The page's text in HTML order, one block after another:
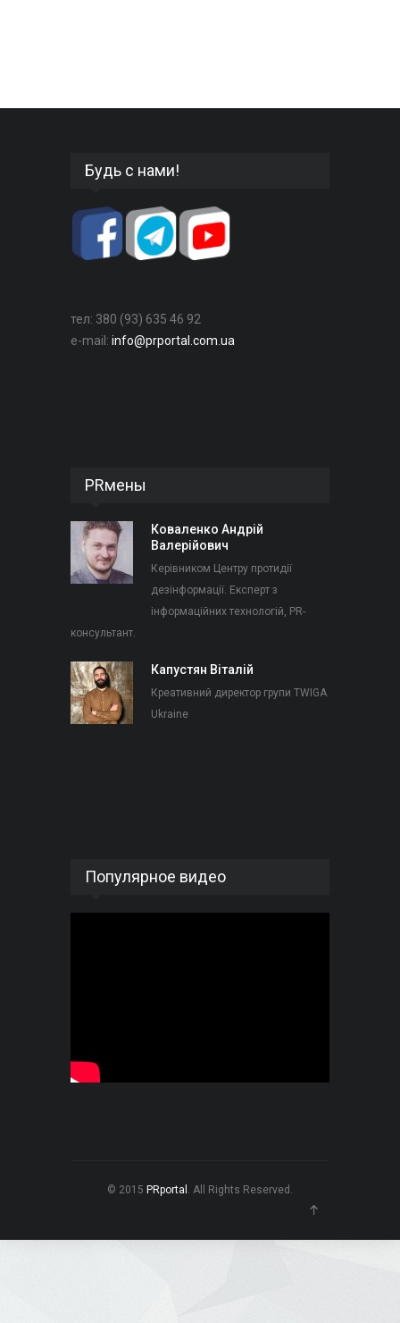
Будь с нами!
тел: 380 (93) 635 46 92
e-mail: info@prportal.com.ua
PRмены
Коваленко Андрій
Валерійович
Керівником Центру протидії
дезінформації. Експерт з
інформаційних технологій, PR-
консультант.
Капустян Віталій
Креативний директор групи TWIGA
Ukraine
Популярное видео
© 2015 PRportal . All Rights Reserved.